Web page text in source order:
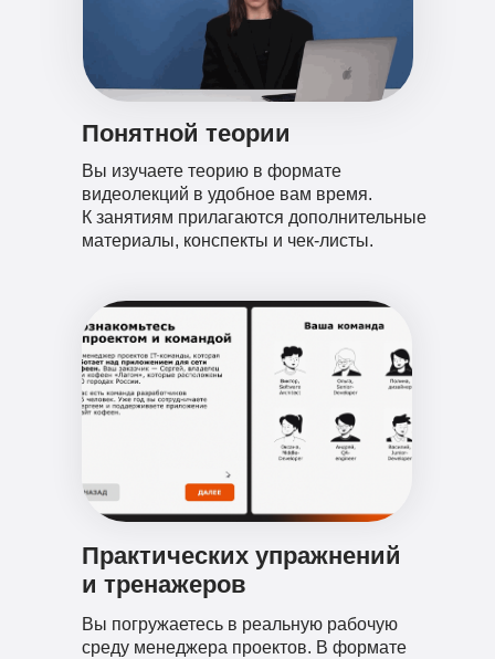
Понятной теории
Вы изучаете теорию в формате
видеолекций в удобное вам время.
К занятиям прилагаются дополнительные
материалы, конспекты и чек-листы.
Практических упражнений
и тренажеров
Вы погружаетесь в реальную рабочую
среду менеджера проектов. В формате